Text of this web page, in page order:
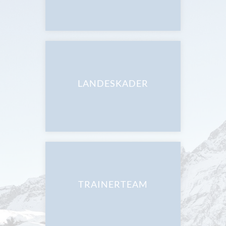
LANDESKADER
LANDESKADER
TRAINERTEAM
TRAINERTEAM